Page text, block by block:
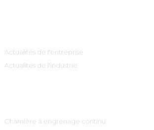
Actualités de l'entreprise
Actualités de l'industrie
Charnière à engrenage continu